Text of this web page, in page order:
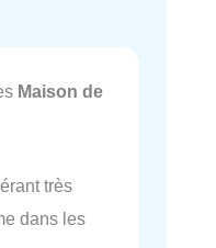
Maison de
très
dans les